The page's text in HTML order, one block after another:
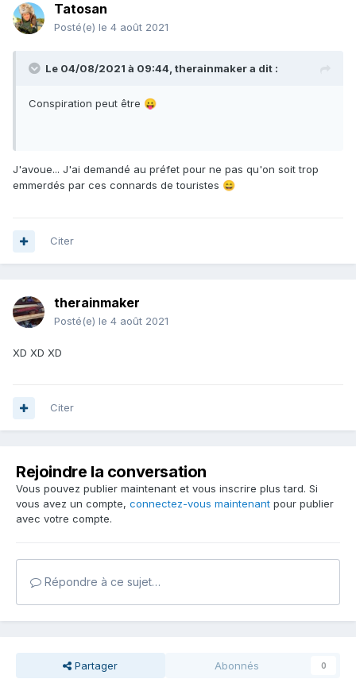
Tatosan
Posté(e) le 4 août 2021
Le 04/08/2021 à 09:44, therainmakera dit :
Conspiration peut être 😛
J'avoue... J'ai demandé au préfet pour ne pas qu'on soit trop
emmerdés par ces connards de touristes 😄
Citer
therainmaker
Posté(e) le 4 août 2021
XD XD XD
Citer
Rejoindre la conversation
Vous pouvez publier maintenant et vous inscrire plus tard. Si
vous avez un compte, connectez-vous maintenant pour publier
avec votre compte.
Répondre à ce sujet…
Partager Abonnés 0